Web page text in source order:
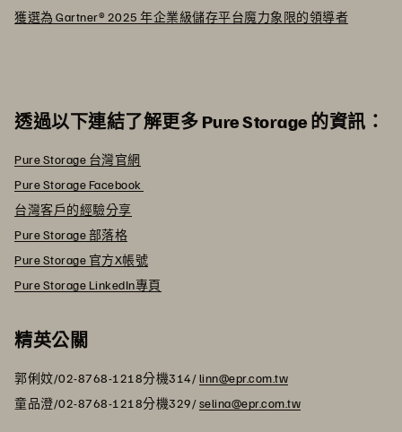
獲選為 Gartner® 2025 年企業級儲存平台魔力象限的領導者
透過以下連結了解更多 Pure Storage 的資訊：
Pure Storage 台灣官網
Pure Storage Facebook
台灣客戶的經驗分享
Pure Storage 部落格
Pure Storage 官方X帳號
Pure Storage LinkedIn專頁
精英公關
郭俐妏/02-8768-1218分機314/linn@epr.com.tw
童品澄/02-8768-1218分機329/selina@epr.com.tw